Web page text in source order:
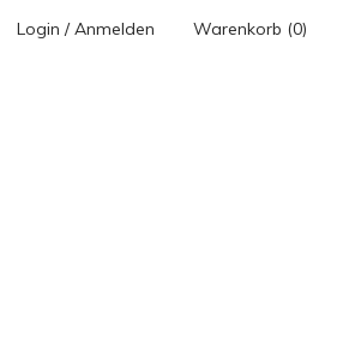
Login / Anmelden Warenkorb (0)